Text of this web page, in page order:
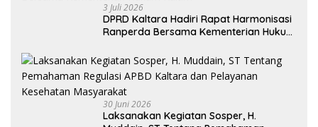
3 Juli 2026
DPRD Kaltara Hadiri Rapat Harmonisasi
Ranperda Bersama Kementerian Hukum
30 Juni 2026
Laksanakan Kegiatan Sosper, H.